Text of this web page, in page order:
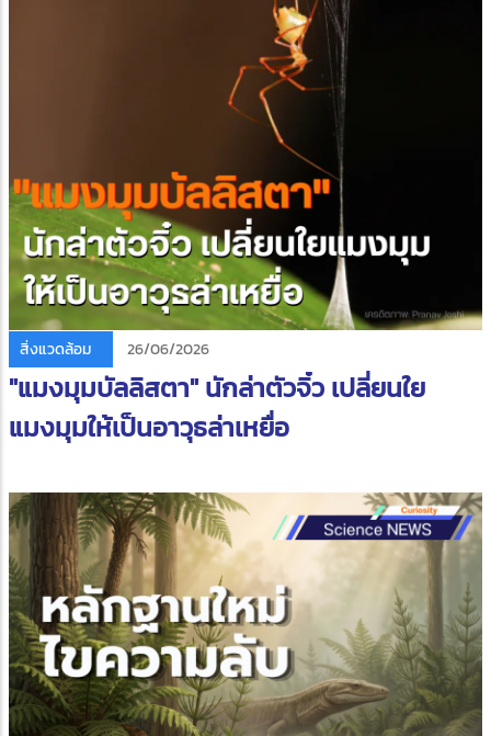
สิ่งแวดล้อม 26/06/2026
"แมงมุมบัลลิสตา" นักล่าตัวจิ๋ว เปลี่ยนใย
แมงมุมให้เป็นอาวุธล่าเหยื่อ